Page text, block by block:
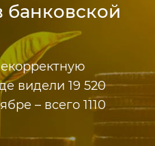
видели 19 520
– всего 1110